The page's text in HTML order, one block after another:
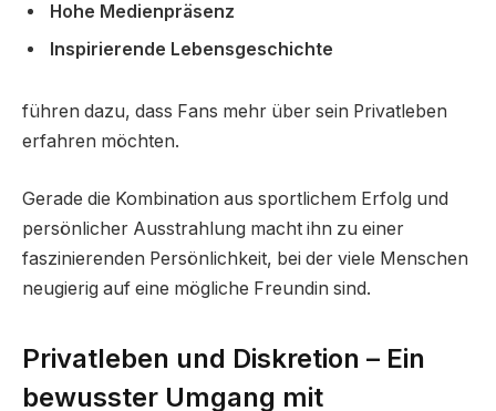
Hohe Medienpräsenz
Inspirierende Lebensgeschichte
führen dazu, dass Fans mehr über sein Privatleben
erfahren möchten.
Gerade die Kombination aus sportlichem Erfolg und
persönlicher Ausstrahlung macht ihn zu einer
faszinierenden Persönlichkeit, bei der viele Menschen
neugierig auf eine mögliche Freundin sind.
Privatleben und Diskretion – Ein
bewusster Umgang mit